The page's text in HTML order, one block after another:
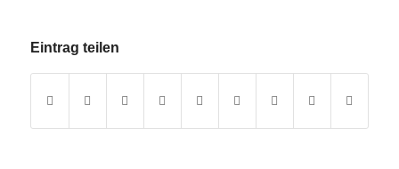
Eintrag teilen